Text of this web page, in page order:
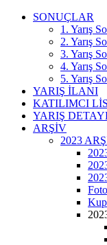
SONUÇLAR
1. Yarış
2. Yarış
3. Yarış
4. Yarış
5. Yarış
YARIŞ İLANI
KATILIMCI
YARIŞ
ARŞİV
2023